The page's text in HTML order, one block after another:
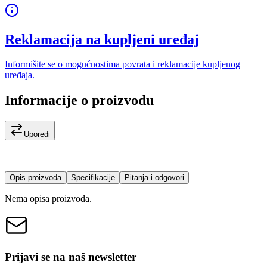
Reklamacija na kupljeni uređaj
Informišite se o mogućnostima povrata i reklamacije kupljenog
uređaja.
Informacije o proizvodu
Uporedi
Opis proizvoda Specifikacije Pitanja i odgovori
Nema opisa proizvoda.
Prijavi se na naš newsletter